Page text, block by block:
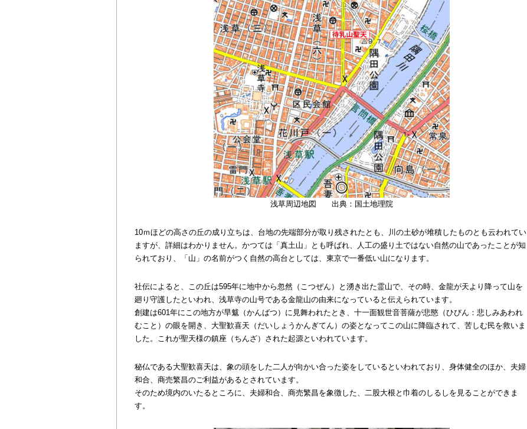
浅草周辺地図 出典：国土地理院
10ｍほどの高さの丘の成り立ちは、台地の先端部分が取り残されたとも、川の土砂が堆積したものとも云われてい
ますが、詳細はわかりません。かつては「真土山」とも呼ばれ、人工の盛り土ではない自然の山であったことが知
られており、「山」の名前がつく自然の高台としては、東京で一番低い山になります。
社伝によると、この丘は595年に地中から忽然（こつぜん）と湧き出た霊山で、その時、金龍が天より降って山を
廻り守護したといわれ、浅草寺の山号である金龍山の由来になっていると伝えられています。
創建は601年にこの地方が旱魃（かんばつ）に見舞われたとき、十一面観世音菩薩が悲愍（ひびん：悲しみあわれ
むこと）の眼を開き、大聖歓喜天（だいしょうかんぎてん）の姿となってこの山に降臨されて、苦しむ民を救いま
した。これが聖天様の鎮座（ちんざ）された起源といわれています。
秘仏である大聖歓喜天は、象の頭をした二人が向かい合った姿をしているといわれており、身体健全のほか、夫婦
和合、商売繁昌のご利益があるとされています。
そのため境内のいたるところに、夫婦和合、商売繁昌を象徴した、二股大根と巾着のしるしを見ることができま
す。